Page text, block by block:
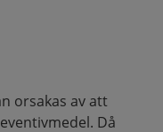
orsakas av att
Då